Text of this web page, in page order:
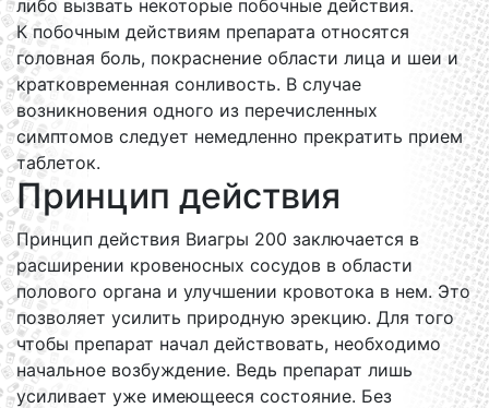
либо вызвать некоторые побочные действия.
К побочным действиям препарата относятся
головная боль, покраснение области лица и шеи и
кратковременная сонливость. В случае
возникновения одного из перечисленных
симптомов следует немедленно прекратить прием
таблеток.
Принцип действия
Принцип действия Виагры 200 заключается в
расширении кровеносных сосудов в области
полового органа и улучшении кровотока в нем. Это
позволяет усилить природную эрекцию. Для того
чтобы препарат начал действовать, необходимо
начальное возбуждение. Ведь препарат лишь
усиливает уже имеющееся состояние. Без